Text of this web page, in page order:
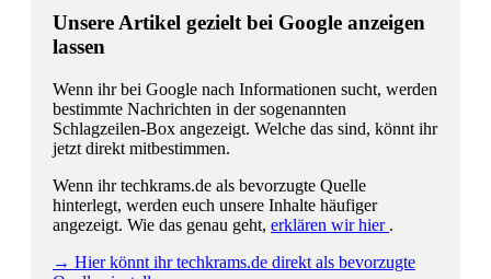
Unsere Artikel gezielt bei Google anzeigen
lassen
Wenn ihr bei Google nach Informationen sucht, werden
bestimmte Nachrichten in der sogenannten
Schlagzeilen-Box angezeigt. Welche das sind, könnt ihr
jetzt direkt mitbestimmen.
Wenn ihr techkrams.de als bevorzugte Quelle
hinterlegt, werden euch unsere Inhalte häufiger
angezeigt. Wie das genau geht, erklären wir hier .
→ Hier könnt ihr techkrams.de direkt als bevorzugte